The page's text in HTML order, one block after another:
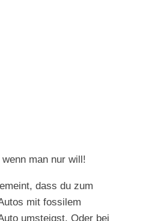
man nur will!
dass du zum
mit fossilem
umsteigst. Oder bei